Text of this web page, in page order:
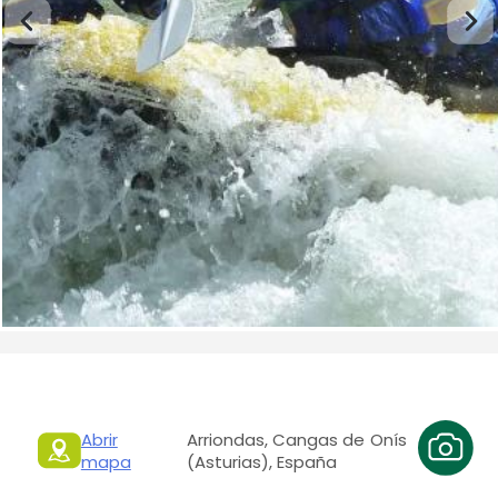
Abrir
mapa
Arriondas, Cangas de Onís
(Asturias), España